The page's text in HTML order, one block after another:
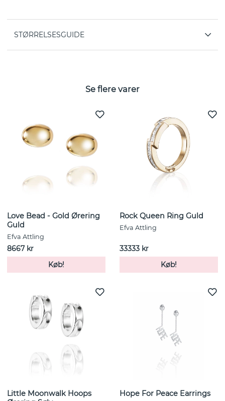
STØRRELSESGUIDE
Se flere varer
Love Bead - Gold Ørering
Guld
Efva Attling
8667 kr
Køb!
Rock Queen Ring Guld
Efva Attling
33333 kr
Køb!
Little Moonwalk Hoops
Hope For Peace Earrings